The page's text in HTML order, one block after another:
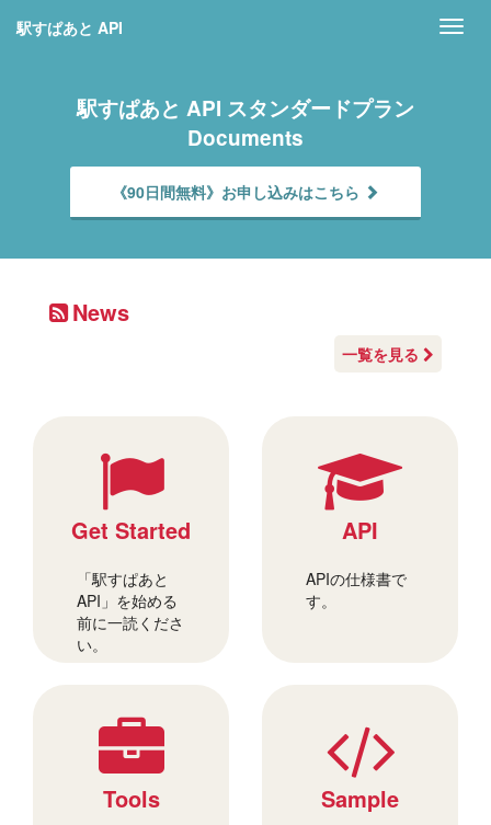
駅すぱあと API
駅すぱあと API スタンダードプラン
Documents
《90日間無料》お申し込みはこちら
News
一覧を見る
Get Started
「駅すぱあと
API」を始める
前に一読くださ
い。
API
APIの仕様書で
す。
Tools Sample